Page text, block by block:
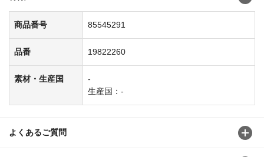
商品番号 85545291
品番 19822260
素材・生産国
-
生産国：-
よくあるご質問